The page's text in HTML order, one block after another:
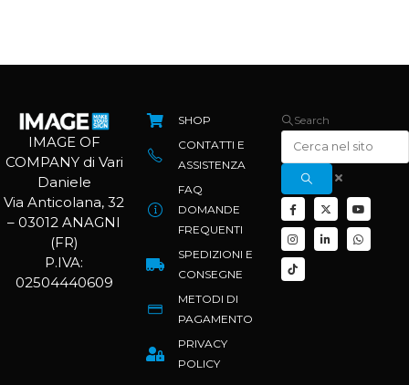
IMAGE OF
COMPANY di Vari
Daniele
Via Anticolana, 32
– 03012 ANAGNI
(FR)
P.IVA:
02504440609
SHOP
CONTATTI E
ASSISTENZA
FAQ
DOMANDE
FREQUENTI
SPEDIZIONI E
CONSEGNE
METODI DI
PAGAMENTO
PRIVACY
POLICY
Search